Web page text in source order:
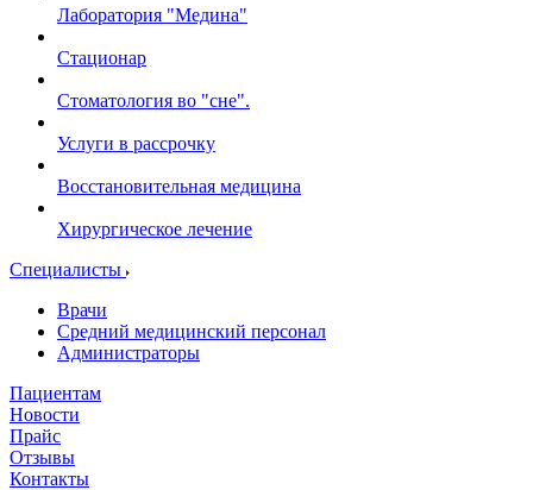
Лаборатория "Медина"
Стационар
Стоматология во "сне".
Услуги в рассрочку
Восстановительная медицина
Хирургическое лечение
Специалисты
Врачи
Средний медицинский персонал
Администраторы
Пациентам
Новости
Прайс
Отзывы
Контакты